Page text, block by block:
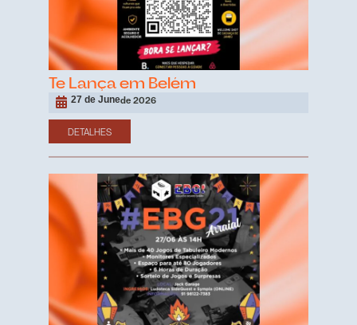
Te Lança em Belém
27 de Junede 2026
DETALHES